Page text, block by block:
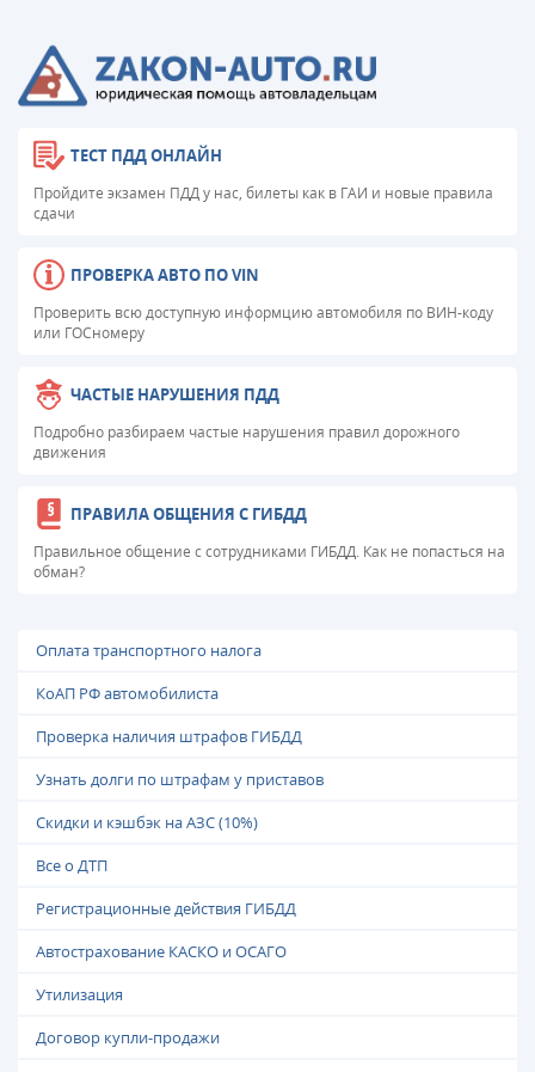
ТЕСТ ПДД ОНЛАЙН
Пройдите экзамен ПДД у нас, билеты как в ГАИ и новые правила
сдачи
ПРОВЕРКА АВТО ПО VIN
Проверить всю доступную информцию автомобиля по ВИН-коду
или ГОСномеру
ЧАСТЫЕ НАРУШЕНИЯ ПДД
Подробно разбираем частые нарушения правил дорожного
движения
ПРАВИЛА ОБЩЕНИЯ С ГИБДД
Правильное общение с сотрудниками ГИБДД. Как не попасться на
обман?
Оплата транспортного налога
КоАП РФ автомобилиста
Проверка наличия штрафов ГИБДД
Узнать долги по штрафам у приставов
Скидки и кэшбэк на АЗС (10%)
Все о ДТП
Регистрационные действия ГИБДД
Автострахование КАСКО и ОСАГО
Утилизация
Договор купли-продажи